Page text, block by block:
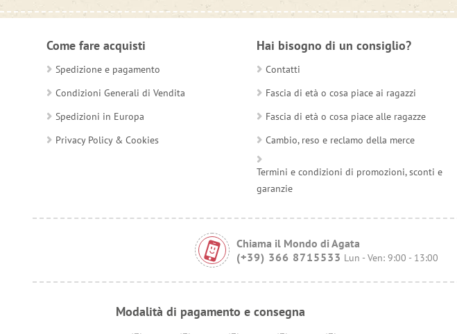
Come fare acquisti
Spedizione e pagamento
Condizioni Generali di Vendita
Spedizioni in Europa
Privacy Policy & Cookies
Hai bisogno di un consiglio?
Contatti
Fascia di età o cosa piace ai ragazzi
Fascia di età o cosa piace alle ragazze
Cambio, reso e reclamo della merce
Termini e condizioni di promozioni, sconti e
garanzie
Chiama il Mondo di Agata
(+39) 366 8715533 Lun - Ven: 9:00 - 13:00
Modalità di pagamento e consegna